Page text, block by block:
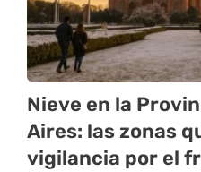
Nieve en la
Aires: las zonas
vigilancia por el